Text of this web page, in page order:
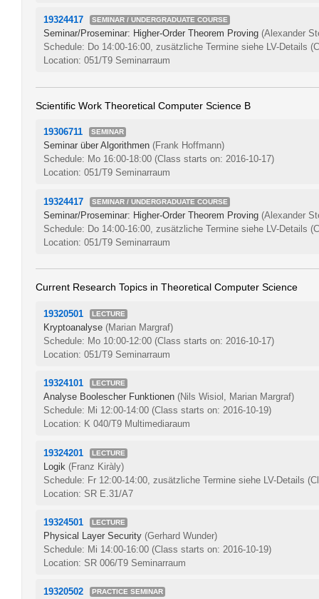
19324417 SEMINAR / UNDERGRADUATE COURSE
Seminar/Proseminar: Higher-Order Theorem Proving (Alexander
Schedule: Do 14:00-16:00, zusätzliche Termine siehe LV-Details
Location: 051/T9 Seminarraum
Scientific Work Theoretical Computer Science B
19306711 SEMINAR
Seminar über Algorithmen (Frank Hoffmann)
Schedule: Mo 16:00-18:00 (Class starts on: 2016-10-17)
Location: 051/T9 Seminarraum
19324417 SEMINAR / UNDERGRADUATE COURSE
Seminar/Proseminar: Higher-Order Theorem Proving (Alexander
Schedule: Do 14:00-16:00, zusätzliche Termine siehe LV-Details
Location: 051/T9 Seminarraum
Current Research Topics in Theoretical Computer Science
19320501 LECTURE
Kryptoanalyse (Marian Margraf)
Schedule: Mo 10:00-12:00 (Class starts on: 2016-10-17)
Location: 051/T9 Seminarraum
19324101 LECTURE
Analyse Boolescher Funktionen (Nils Wisiol, Marian Margraf)
Schedule: Mi 12:00-14:00 (Class starts on: 2016-10-19)
Location: K 040/T9 Multimediaraum
19324201 LECTURE
Logik (Franz Kiràly)
Schedule: Fr 12:00-14:00, zusätzliche Termine siehe LV-Details
Location: SR E.31/A7
19324501 LECTURE
Physical Layer Security (Gerhard Wunder)
Schedule: Mi 14:00-16:00 (Class starts on: 2016-10-19)
Location: SR 006/T9 Seminarraum
19320502 PRACTICE SEMINAR